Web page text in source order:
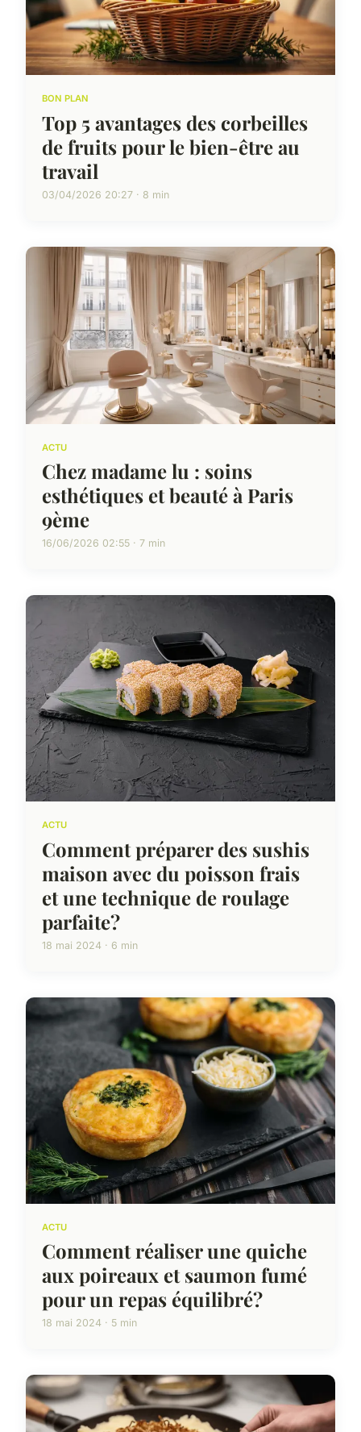
BON PLAN
Top 5 avantages des corbeilles
de fruits pour le bien-être au
travail
03/04/2026 20:27 · 8 min
ACTU
Chez madame lu : soins
esthétiques et beauté à Paris
9ème
16/06/2026 02:55 · 7 min
ACTU
Comment préparer des sushis
maison avec du poisson frais
et une technique de roulage
parfaite?
18 mai 2024 · 6 min
ACTU
Comment réaliser une quiche
aux poireaux et saumon fumé
pour un repas équilibré?
18 mai 2024 · 5 min